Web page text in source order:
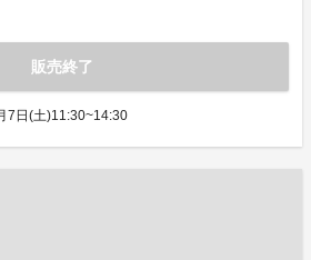
販売終了
7日(土)11:30~14:30